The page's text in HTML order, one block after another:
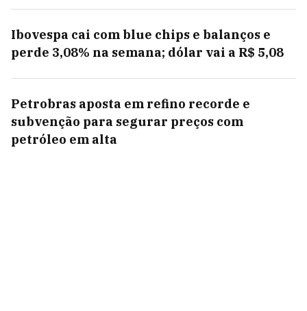
Ibovespa cai com blue chips e balanços e
perde 3,08% na semana; dólar vai a R$ 5,08
Petrobras aposta em refino recorde e
subvenção para segurar preços com
petróleo em alta